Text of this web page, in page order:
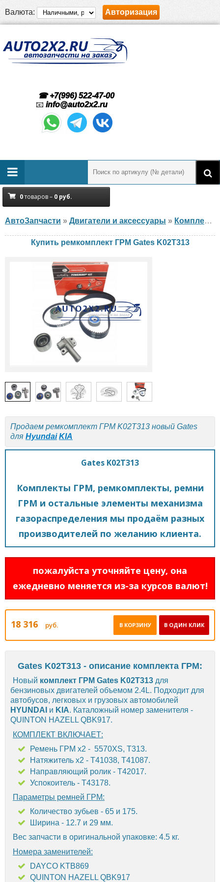
Валюта: Авторизация
☎ +7(996) 522-47-00
📧 info@auto2x2.ru
0товаров – 0 руб.
АвтоЗапчасти » Двигатели и аксессуары » Комплект ГРМ
Купить ремкомплект ГРМ Gates K02T313
Продаем ремкомплект ГРМ K02T313 новый Gates
для Hyundai KIA
Gates K02T313
Комплекты ГРМ, ремкомплекты, ремни
ГРМ и остальные элементы механизма
газораспределения мы продаём разных
производителей по желанию клиента.
пожалуйста уточняйте цену, она
ежедневно меняется из-за курсов валют!
18 316 руб. В ОДИН КЛИК
В КОРЗИНУ
Gates K02T313 - описание комплекта ГРМ:
Новый комплект ГРМ Gates K02T313 для
бензиновых двигателей объемом 2.4L. Подходит для
автобусов, легковых и грузовых автомобилей
HYUNDAI и KIA. Каталожный номер заменителя -
QUINTON HAZELL QBK917.
КОМПЛЕКТ ВКЛЮЧАЕТ:
Ремень ГРМ х2 - 5570XS, T313.
Натяжитель х2 - T41038, T41087.
Направляющий ролик - T42017.
Успокоитель - T43178.
Параметры ремней ГРМ:
Количество зубьев - 65 и 175.
Ширина - 12.7 и 29 мм.
Вес запчасти в оригинальной упаковке: 4.5 кг.
Номера заменителей:
DAYCO KTB869
QUINTON HAZELL QBK917